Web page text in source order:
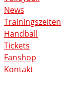
News
Trainingszeiten
Handball
Tickets
Fanshop
Kontakt